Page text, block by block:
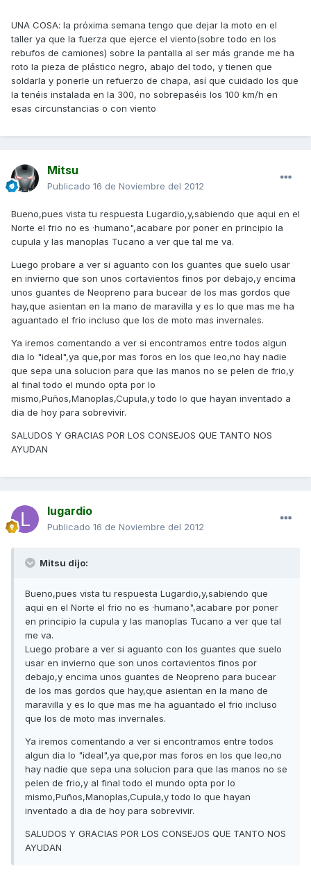
UNA COSA: la próxima semana tengo que dejar la moto en el
taller ya que la fuerza que ejerce el viento(sobre todo en los
rebufos de camiones) sobre la pantalla al ser más grande me ha
roto la pieza de plástico negro, abajo del todo, y tienen que
soldarla y ponerle un refuerzo de chapa, así que cuidado los que
la tenéis instalada en la 300, no sobrepaséis los 100 km/h en
esas circunstancias o con viento
Mitsu
Publicado 16 de Noviembre del 2012
Bueno,pues vista tu respuesta Lugardio,y,sabiendo que aqui en el
Norte el frio no es ·humano",acabare por poner en principio la
cupula y las manoplas Tucano a ver que tal me va.
Luego probare a ver si aguanto con los guantes que suelo usar
en invierno que son unos cortavientos finos por debajo,y encima
unos guantes de Neopreno para bucear de los mas gordos que
hay,que asientan en la mano de maravilla y es lo que mas me ha
aguantado el frio incluso que los de moto mas invernales.
Ya iremos comentando a ver si encontramos entre todos algun
dia lo "ideal",ya que,por mas foros en los que leo,no hay nadie
que sepa una solucion para que las manos no se pelen de frio,y
al final todo el mundo opta por lo
mismo,Puños,Manoplas,Cupula,y todo lo que hayan inventado a
dia de hoy para sobrevivir.
SALUDOS Y GRACIAS POR LOS CONSEJOS QUE TANTO NOS
AYUDAN
lugardio
Publicado 16 de Noviembre del 2012
Mitsu dijo:
Bueno,pues vista tu respuesta Lugardio,y,sabiendo que
aqui en el Norte el frio no es ·humano",acabare por poner
en principio la cupula y las manoplas Tucano a ver que tal
me va.
Luego probare a ver si aguanto con los guantes que suelo
usar en invierno que son unos cortavientos finos por
debajo,y encima unos guantes de Neopreno para bucear
de los mas gordos que hay,que asientan en la mano de
maravilla y es lo que mas me ha aguantado el frio incluso
que los de moto mas invernales.
Ya iremos comentando a ver si encontramos entre todos
algun dia lo "ideal",ya que,por mas foros en los que leo,no
hay nadie que sepa una solucion para que las manos no se
pelen de frio,y al final todo el mundo opta por lo
mismo,Puños,Manoplas,Cupula,y todo lo que hayan
inventado a dia de hoy para sobrevivir.
SALUDOS Y GRACIAS POR LOS CONSEJOS QUE TANTO NOS
AYUDAN